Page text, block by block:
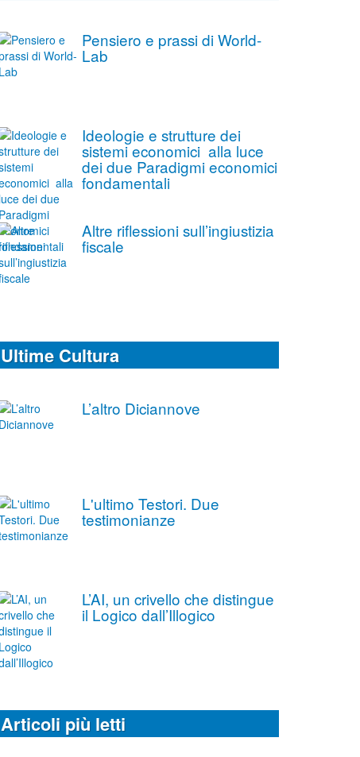
Pensiero e prassi di World-
Lab
Ideologie e strutture dei
sistemi economici alla luce
dei due Paradigmi economici
fondamentali
Altre riflessioni sull’ingiustizia
fiscale
Ultime Cultura
L’altro Diciannove
L'ultimo Testori. Due
testimonianze
L’AI, un crivello che distingue
il Logico dall’Illogico
Articoli più letti